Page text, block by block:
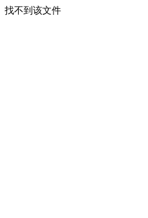
找不到该文件